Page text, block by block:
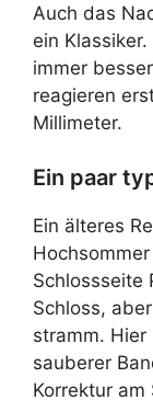
Auch das
ein
immer
reagieren
Millimeter.
Ein paar
Ein älteres
Schlossseite
Schloss,
stramm.
sauberer
Korrektur am